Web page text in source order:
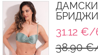
ДАМСКИ
31.12
38.90